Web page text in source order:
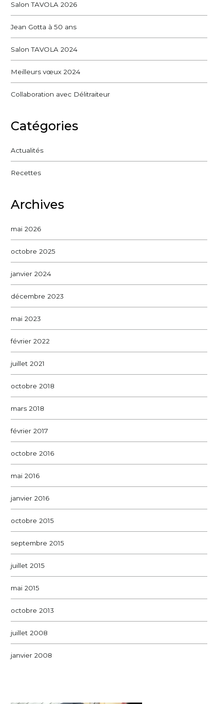
Salon TAVOLA 2026
Jean Gotta à 50 ans
Salon TAVOLA 2024
Meilleurs vœux 2024
Collaboration avec Délitraiteur
Catégories
Actualités
Recettes
Archives
mai 2026
octobre 2025
janvier 2024
décembre 2023
mai 2023
février 2022
juillet 2021
octobre 2018
mars 2018
février 2017
octobre 2016
mai 2016
janvier 2016
octobre 2015
septembre 2015
juillet 2015
mai 2015
octobre 2013
juillet 2008
janvier 2008